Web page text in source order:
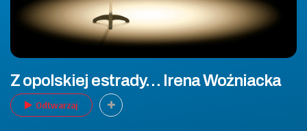
Z opolskiej estrady… Irena Woźniacka
Odtwarzaj